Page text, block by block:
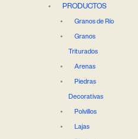
PRODUCTOS
Granos de Río
Granos
Triturados
Arenas
Piedras
Decorativas
Polvillos
Lajas